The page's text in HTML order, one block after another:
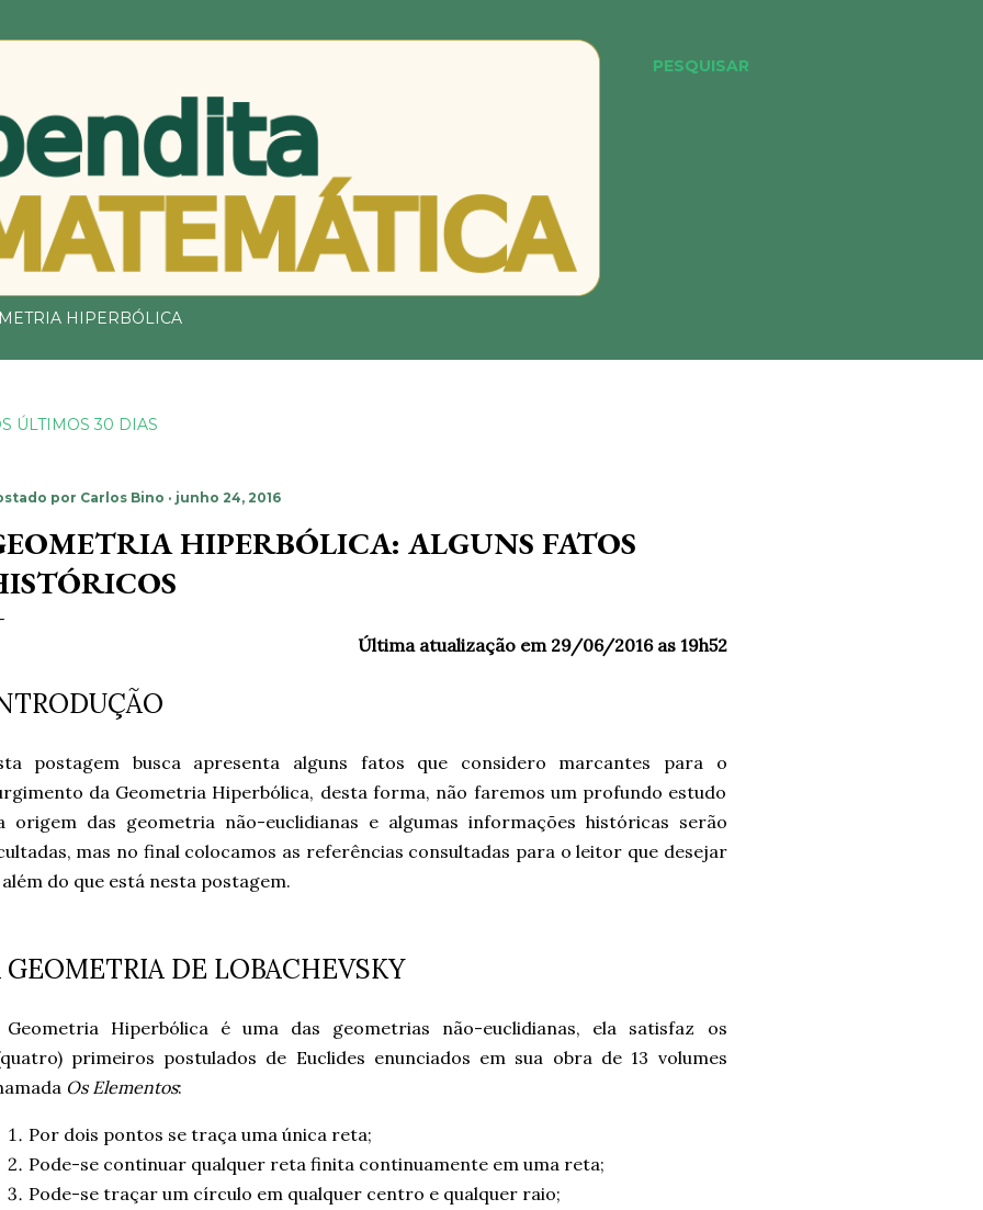
PESQUISAR
HIPERBÓLICA
ÚLTIMOS 30 DIAS
por Carlos Bino junho 24, 2016
HIPERBÓLICA: ALGUNS FATOS
Última atualização em 29/06/2016 as 19h52
postagem busca apresenta alguns fatos que considero marcantes para o
da Geometria Hiperbólica, desta forma, não faremos um profundo estudo
origem das geometria não-euclidianas e algumas informações históricas serão
mas no final colocamos as referências consultadas para o leitor que desejar
do que está nesta postagem.
GEOMETRIA DE LOBACHEVSKY
Geometria Hiperbólica é uma das geometrias não-euclidianas, ela satisfaz os
primeiros postulados de Euclides enunciados em sua obra de 13 volumes
Os Elementos:
Por dois pontos se traça uma única reta;
Pode-se continuar qualquer reta finita continuamente em uma reta;
Pode-se traçar um círculo em qualquer centro e qualquer raio;